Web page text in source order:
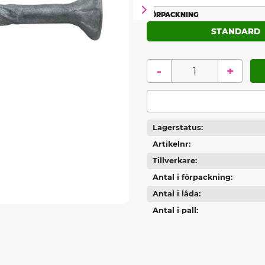
FÖRPACKNING
STANDARD
+
-
Lagerstatus
Artikelnr
Tillverkare
Antal i förpackning
Antal i låda
Antal i pall